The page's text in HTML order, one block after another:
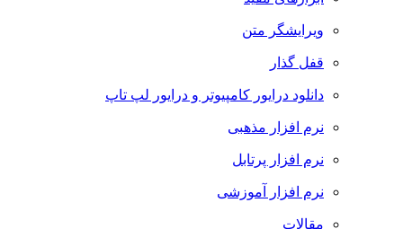
ویرایشگر متن
قفل گذار
دانلود درایور کامپیوتر و درایور لپ تاپ
نرم افزار مذهبی
نرم افزار پرتابل
نرم افزار آموزشی
مقالات